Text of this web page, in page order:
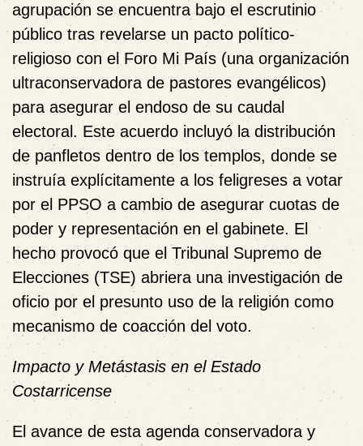
agrupación se encuentra bajo el escrutinio
público tras revelarse un pacto político-
religioso con el Foro Mi País (una organización
ultraconservadora de pastores evangélicos)
para asegurar el endoso de su caudal
electoral. Este acuerdo incluyó la distribución
de panfletos dentro de los templos, donde se
instruía explícitamente a los feligreses a votar
por el PPSO a cambio de asegurar cuotas de
poder y representación en el gabinete. El
hecho provocó que el Tribunal Supremo de
Elecciones (TSE) abriera una investigación de
oficio por el presunto uso de la religión como
mecanismo de coacción del voto.
Impacto y Metástasis en el Estado
Costarricense
El avance de esta agenda conservadora y